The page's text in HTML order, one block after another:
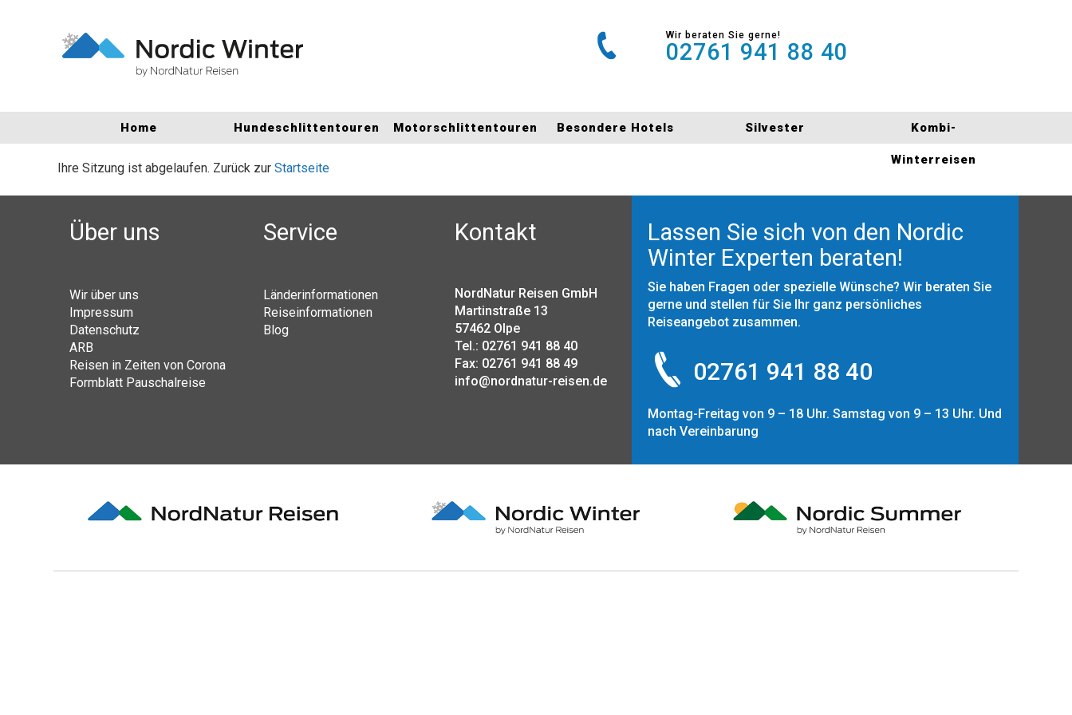
Wir beraten Sie gerne!
02761 941 88 40
Home Hundeschlittentouren Motorschlittentouren Besondere Hotels Silvester Kombi-
Winterreisen
Ihre Sitzung ist abgelaufen. Zurück zur Startseite
Über uns
Wir über uns
Impressum
Datenschutz
ARB
Reisen in Zeiten von Corona
Formblatt Pauschalreise
Service
Länderinformationen
Reiseinformationen
Blog
Kontakt
NordNatur Reisen GmbH
Martinstraße 13
57462 Olpe
Tel.: 02761 941 88 40
Fax: 02761 941 88 49
info@nordnatur-reisen.de
Lassen Sie sich von den Nordic
Winter Experten beraten!
Sie haben Fragen oder spezielle Wünsche? Wir beraten Sie
gerne und stellen für Sie Ihr ganz persönliches
Reiseangebot zusammen.
02761 941 88 40
Montag-Freitag von 9 – 18 Uhr. Samstag von 9 – 13 Uhr. Und
nach Vereinbarung